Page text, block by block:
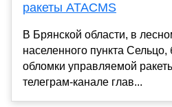
ракеты ATACMS
В Брянской области, в
населенного пункта
обломки управляемой
телеграм-канале глав...